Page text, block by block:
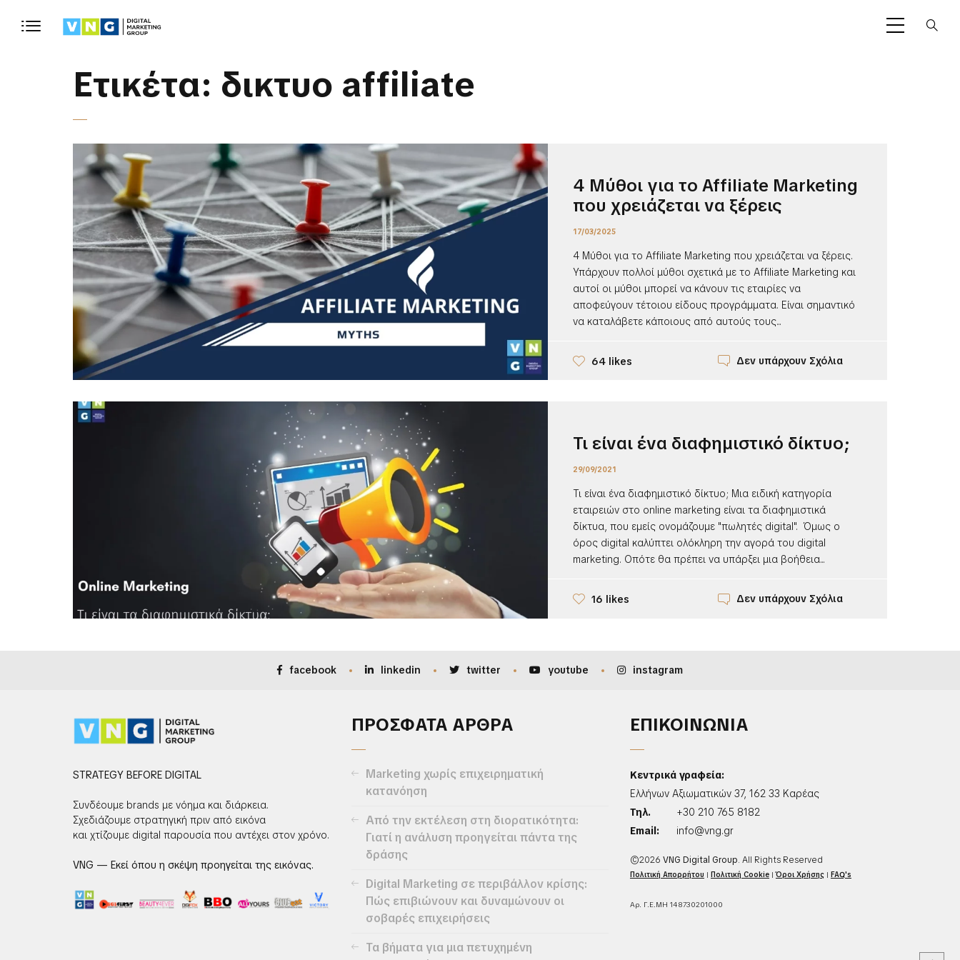
Ετικέτα: δικτυο affiliate
4 Μύθοι για το Affiliate Marketing
που χρειάζεται να ξέρεις
17/03/2025
4 Μύθοι για το Affiliate Marketing που χρειάζεται να ξέρεις.
Υπάρχουν πολλοί μύθοι σχετικά με το Affiliate Marketing και
αυτοί οι μύθοι μπορεί να κάνουν τις εταιρίες να
αποφεύγουν τέτοιου είδους προγράμματα. Είναι σημαντικό
να καταλάβετε κάποιους από αυτούς τους...
64 likes Δεν υπάρχουν Σχόλια
Τι είναι ένα διαφημιστικό δίκτυο;
29/09/2021
Τι είναι ένα διαφημιστικό δίκτυο; Μια ειδική κατηγορία
εταιρειών στο online marketing είναι τα διαφημιστικά
δίκτυα, που εμείς ονομάζουμε "πωλητές digital". Όμως ο
όρος digital καλύπτει ολόκληρη την αγορά του digital
marketing. Οπότε θα πρέπει να υπάρξει μια βοήθεια...
16 likes Δεν υπάρχουν Σχόλια
facebook linkedin twitter youtube instagram
STRATEGY BEFORE DIGITAL
Συνδέουμε brands με νόημα και διάρκεια.
Σχεδιάζουμε στρατηγική πριν από εικόνα
και χτίζουμε digital παρουσία που αντέχει στον χρόνο.
VNG — Εκεί όπου η σκέψη προηγείται της εικόνας.
ΠΡΟΣΦΑΤΑ ΑΡΘΡΑ
Marketing χωρίς επιχειρηματική
κατανόηση
Από την εκτέλεση στη διορατικότητα:
Γιατί η ανάλυση προηγείται πάντα της
δράσης
Digital Marketing σε περιβάλλον κρίσης:
Πώς επιβιώνουν και δυναμώνουν οι
σοβαρές επιχειρήσεις
Τα βήματα για μια πετυχημένη
ΕΠΙΚΟΙΝΩΝΙΑ
Κεντρικά γραφεία:
Ελλήνων Αξιωματικών 37, 162 33 Καρέας
Τηλ.
+30 210 765 8182
Email:
info@vng.gr
©2026 VNG Digital Group. All Rights Reserved
Πολιτική Απορρήτου | Πολιτική Cookie|Όροι Χρήσης| FAQ's
Αρ. Γ.Ε.ΜΗ 148730201000